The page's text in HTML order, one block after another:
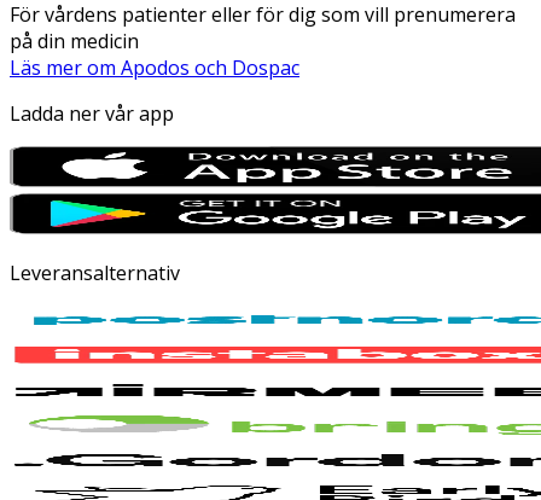
För vårdens patienter eller för dig som vill prenumerera
på din medicin
Läs mer om Apodos och Dospac
Ladda ner vår app
Leveransalternativ